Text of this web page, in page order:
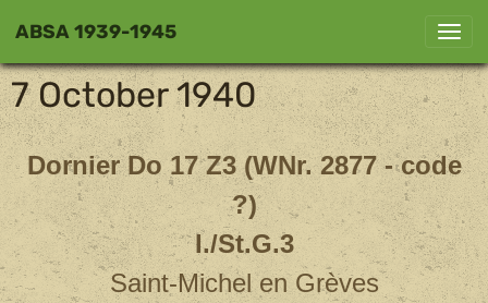
ABSA 1939-1945
7 October 1940
Dornier Do 17 Z3 (WNr. 2877 - code
?)
I./St.G.3
Saint-Michel en Grèves